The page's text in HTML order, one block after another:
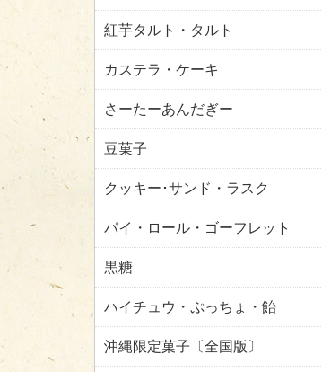
紅芋タルト・タルト
カステラ・ケーキ
さーたーあんだぎー
豆菓子
クッキー･サンド・ラスク
パイ・ロール・ゴーフレット
黒糖
ハイチュウ・ぷっちょ・飴
沖縄限定菓子〔全国版〕